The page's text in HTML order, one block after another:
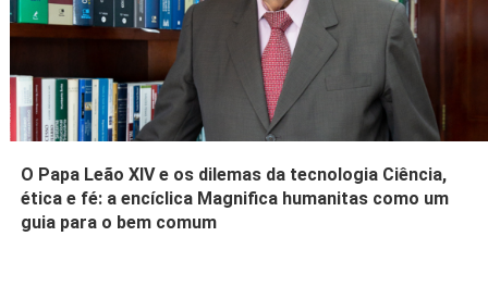
O Papa Leão XIV e os dilemas da tecnologia Ciência,
ética e fé: a encíclica Magnifica humanitas como um
guia para o bem comum